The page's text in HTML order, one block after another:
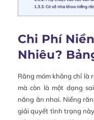
1.3.3. Cơ sở nha khoa niềng
Chi Phí
Nhiêu?
Răng móm không chỉ là
mà còn là một dạng
năng ăn nhai. Niềng
giải quyết tình trạng